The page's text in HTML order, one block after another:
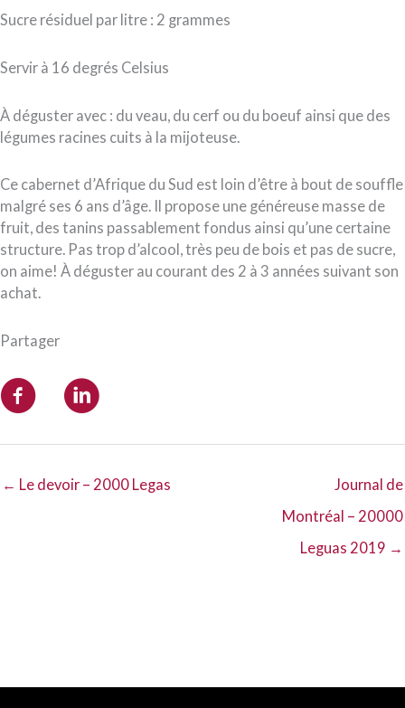
Sucre résiduel par litre : 2 grammes
Servir à 16 degrés Celsius
À déguster avec : du veau, du cerf ou du boeuf ainsi que des
légumes racines cuits à la mijoteuse.
Ce cabernet d’Afrique du Sud est loin d’être à bout de souffle
malgré ses 6 ans d’âge. Il propose une généreuse masse de
fruit, des tanins passablement fondus ainsi qu’une certaine
structure. Pas trop d’alcool, très peu de bois et pas de sucre,
on aime! À déguster au courant des 2 à 3 années suivant son
achat.
Partager
← Le devoir – 2000 Legas
Journal de
Montréal – 20000
Leguas 2019 →